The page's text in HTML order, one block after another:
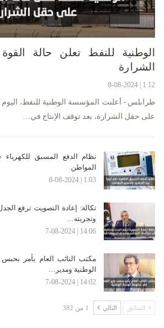
الوطنية للنفط تعلن حالة
الشرارة
1:12 | 8-08-2024
طرابلس - أعلنت المؤسسة الوطنية للنفط، اليوم
على حقل الشرارة، بعد توقف الإنتاج في…
نظام الدفع المسبق للكهرباء
المواطن
1:03 | 8-08-2024
تكالة: إعادة التصويت ترفع
وتجربته…
14:06 | 7-08-2024
مكتب النائب العام يأمر
الوطنية ومدير…
14:02 | 7-08-2024
السابق التالي 1 من 382